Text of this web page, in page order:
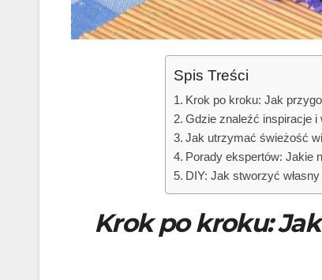
Spis Treści
Krok po kroku: Jak
Gdzie znaleźć inspiracje
Jak utrzymać świeżość
Porady ekspertów: Jakie
DIY: Jak stworzyć
Krok po kroku: